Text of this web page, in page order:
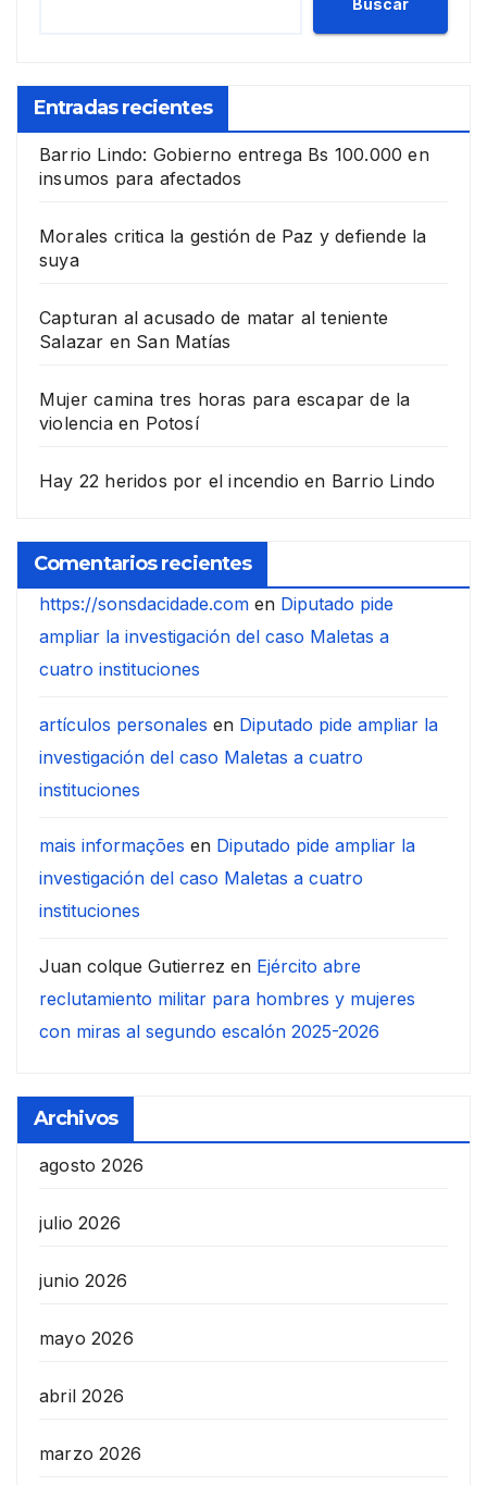
Buscar
Entradas recientes
Barrio Lindo: Gobierno entrega Bs 100.000 en
insumos para afectados
Morales critica la gestión de Paz y defiende la
suya
Capturan al acusado de matar al teniente
Salazar en San Matías
Mujer camina tres horas para escapar de la
violencia en Potosí
Hay 22 heridos por el incendio en Barrio Lindo
Comentarios recientes
https://sonsdacidade.com en Diputado pide
ampliar la investigación del caso Maletas a
cuatro instituciones
artículos personales en Diputado pide ampliar la
investigación del caso Maletas a cuatro
instituciones
mais informações en Diputado pide ampliar la
investigación del caso Maletas a cuatro
instituciones
Juan colque Gutierrez en Ejército abre
reclutamiento militar para hombres y mujeres
con miras al segundo escalón 2025-2026
Archivos
agosto 2026
julio 2026
junio 2026
mayo 2026
abril 2026
marzo 2026